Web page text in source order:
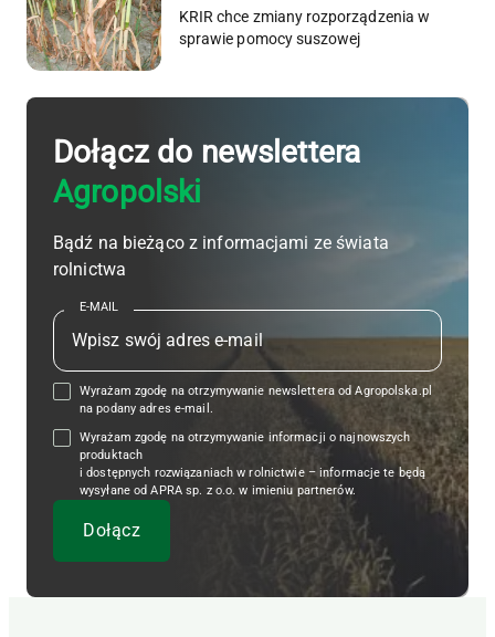
KRIR chce zmiany rozporządzenia w
sprawie pomocy suszowej
Dołącz do newslettera
Agropolski
Bądź na bieżąco z informacjami ze świata
rolnictwa
E-MAIL
Wyrażam zgodę na otrzymywanie newslettera od Agropolska.pl
na podany adres e-mail.
Wyrażam zgodę na otrzymywanie informacji o najnowszych
produktach
i dostępnych rozwiązaniach w rolnictwie – informacje te będą
wysyłane od APRA sp. z o.o. w imieniu partnerów.